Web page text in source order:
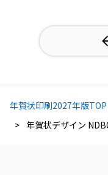
年賀状印刷2027年版TOP
年賀状デザイン